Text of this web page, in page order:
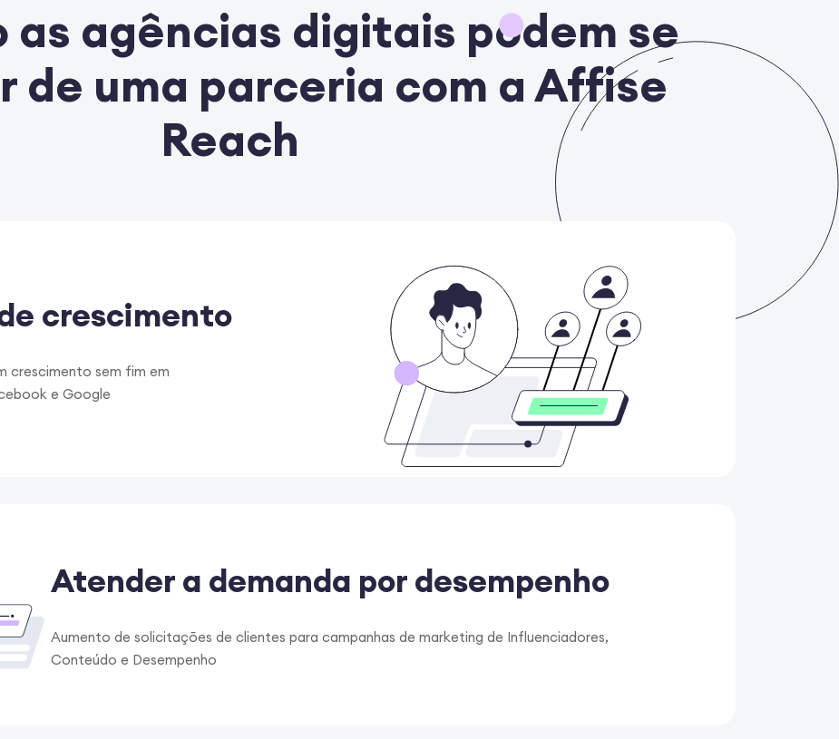
as agências digitais podem se
de uma parceria com a Affise
Reach
crescimento
crescimento sem fim em
e Google
Atender a demanda por desempenho
Aumento de solicitações de clientes para campanhas de marketing de Influenciadores,
Conteúdo e Desempenho